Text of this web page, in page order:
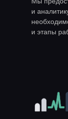
и
и этапы